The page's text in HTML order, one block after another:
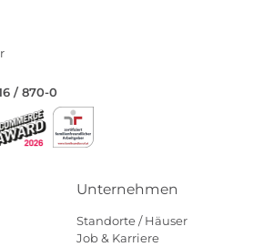
/ 870-0
Unternehmen
Standorte / Häuser
Job & Karriere